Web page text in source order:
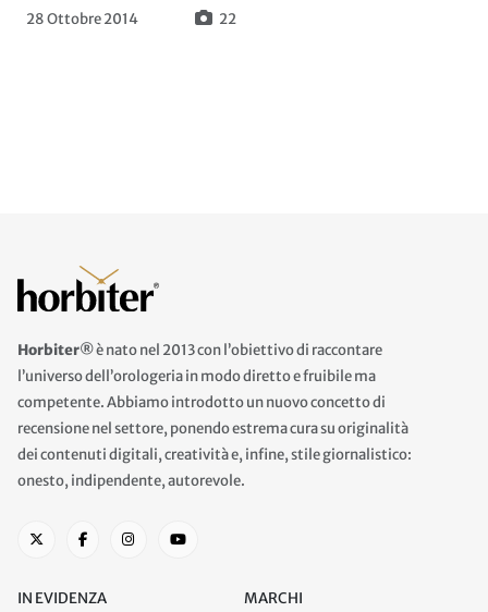
28 Ottobre 2014 22
Horbiter®è nato nel 2013 con l’obiettivo di raccontare
l’universo dell’orologeria in modo diretto e fruibile ma
competente. Abbiamo introdotto un nuovo concetto di
recensione nel settore, ponendo estrema cura su originalità
dei contenuti digitali, creatività e, infine, stile giornalistico:
onesto, indipendente, autorevole.
IN EVIDENZA MARCHI